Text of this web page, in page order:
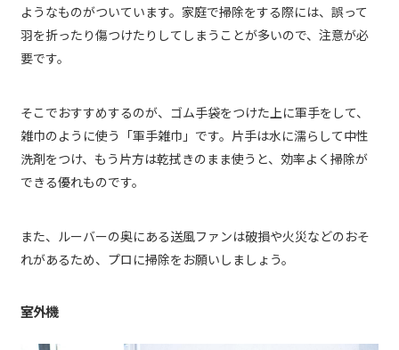
ようなものがついています。家庭で掃除をする際には、誤って
羽を折ったり傷つけたりしてしまうことが多いので、注意が必
要です。
そこでおすすめするのが、ゴム手袋をつけた上に軍手をして、
雑巾のように使う「軍手雑巾」です。片手は水に濡らして中性
洗剤をつけ、もう片方は乾拭きのまま使うと、効率よく掃除が
できる優れものです。
また、ルーバーの奥にある送風ファンは破損や火災などのおそ
れがあるため、プロに掃除をお願いしましょう。
室外機